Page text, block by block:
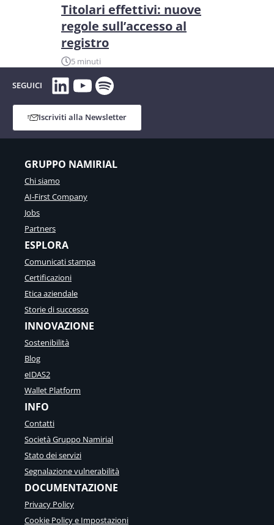
Titolari effettivi: nuove
regole sull’accesso al
registro
5 minuti
SEGUICI LinkedIn
YouTube
Spotify
Iscriviti alla Newsletter
GRUPPO NAMIRIAL
Chi siamo
AI-First Company
Jobs
Partners
ESPLORA
Comunicati stampa
Certificazioni
Etica aziendale
Storie di successo
INNOVAZIONE
Sostenibilità
Blog
eIDAS2
Wallet Platform
INFO
Contatti
Società Gruppo Namirial
Stato dei servizi
Segnalazione vulnerabilità
DOCUMENTAZIONE
Privacy Policy
Cookie Policy e Impostazioni